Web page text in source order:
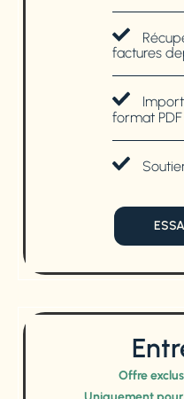
factures
format PDF
Offre